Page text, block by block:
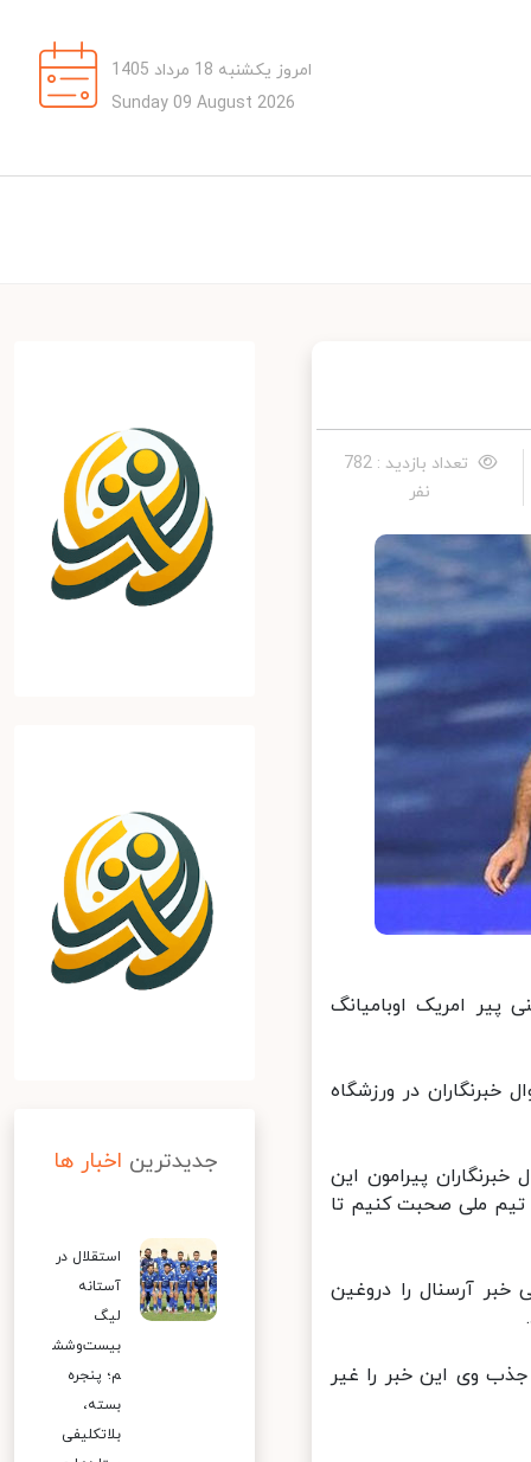
امروز یکشنبه 18 مرداد 1405
Sunday 09 August 2026
تعداد بازدید : 782
نفر
امریک اوبامیانگ
در ورزشگاه
پیرامون این
ملی صحبت کنیم تا
آرسنال را دروغین
وی این خبر را غیر
جدیدترین اخبار ها
استقلال در
آستانه
لیگ
بیست‌وشش
م؛ پنجره
بسته،
بلاتکلیفی